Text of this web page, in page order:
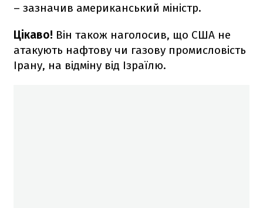
– зазначив американський міністр.
Цікаво! Він також наголосив, що США не
атакують нафтову чи газову промисловість
Ірану, на відміну від Ізраїлю.